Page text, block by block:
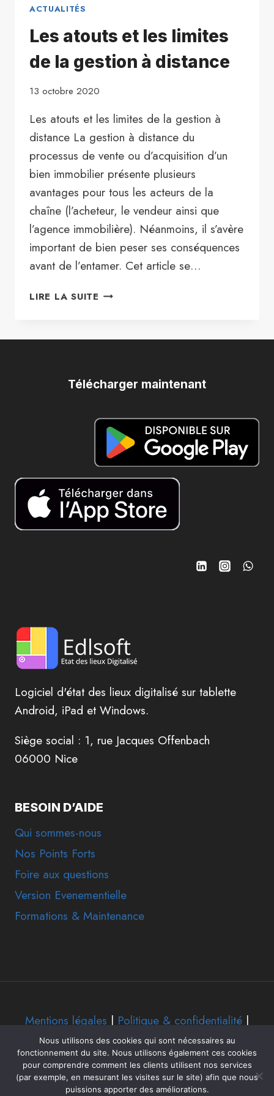
ACTUALITÉS
Les atouts et les limites
de la gestion à distance
13 octobre 2020
Les atouts et les limites de la gestion à
distance La gestion à distance du
processus de vente ou d’acquisition d’un
bien immobilier présente plusieurs
avantages pour tous les acteurs de la
chaîne (l’acheteur, le vendeur ainsi que
l’agence immobilière). Néanmoins, il s’avère
important de bien peser ses conséquences
avant de l’entamer. Cet article se…
LIRE LA SUITE LES
LES
LA
DISTANCE
Télécharger maintenant
Logiciel d'état des lieux digitalisé sur tablette
Android, iPad et Windows.
Siège social : 1, rue Jacques Offenbach
06000 Nice
BESOIN D’AIDE
Qui sommes-nous
Nos Points Forts
Foire aux questions
Version Evenementielle
Formations & Maintenance
Mentions légales | Politique & confidentialité |
© 2026 EdlSoft - Application logiciel état des
lieux sur tablette - Thème WordPress par
Kadence WP
Nous utilisons des cookies qui sont nécessaires au
fonctionnement du site. Nous utilisons également ces cookies
pour comprendre comment les clients utilisent nos services
(par exemple, en mesurant les visites sur le site) afin que nous
puissions apporter des améliorations.